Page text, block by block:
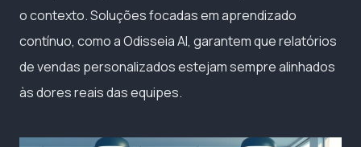
o contexto. Soluções focadas em aprendizado
contínuo, como a Odisseia AI, garantem que relatórios
de vendas personalizados estejam sempre alinhados
às dores reais das equipes.